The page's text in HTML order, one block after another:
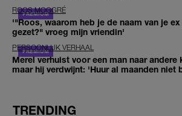
ROOS MOGGRÉ
'"Roos, waarom heb je de naam van je
gezet?" vroeg mijn vriendin'
PERSOONLIJK VERHAAL
Merel verhuist voor een man naar andere
maar hij verdwijnt: 'Huur al maanden niet
TRENDING